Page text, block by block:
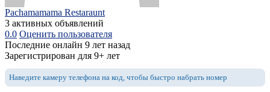
Pachamamama Restaraunt
3 активных объявлений
0.0 Оценить пользователя
Последние онлайн 9 лет назад
Зарегистрирован для 9+ лет
Наведите камеру телефона на код, чтобы быстро набрать номер